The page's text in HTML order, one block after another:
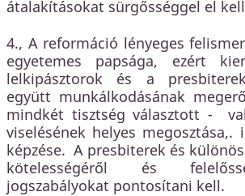
átalakításokat sürgősséggel el
4., A reformáció lényeges
egyetemes papsága, ezért
lelkipásztorok és a
együtt munkálkodásának
mindkét tisztség választott -
viselésének helyes
képzése. A presbiterek és
kötelességéről és
jogszabályokat pontosítani kell.